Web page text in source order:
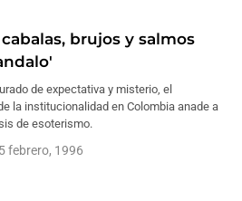
brujos y salmos
de expectativa y misterio, el
la institucionalidad en Colombia anade a
de esoterismo.
febrero, 1996